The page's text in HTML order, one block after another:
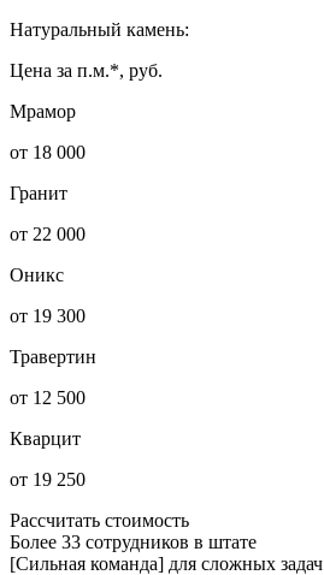
Натуральный камень:
Цена за п.м.*, руб.
Мрамор
от 18 000
Гранит
от 22 000
Оникс
от 19 300
Травертин
от 12 500
Кварцит
от 19 250
Рассчитать стоимость
Более 33 сотрудников в штате
[Сильная команда] для сложных задач